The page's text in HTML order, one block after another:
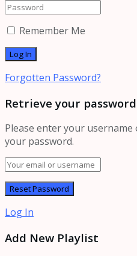
Remember Me
Forgotten Password?
Retrieve your password
Please enter your
your password.
Log In
Add New Playlist